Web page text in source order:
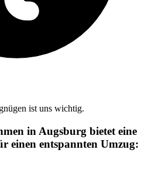
ist uns wichtig.
in Augsburg bietet eine
einen entspannten Umzug: